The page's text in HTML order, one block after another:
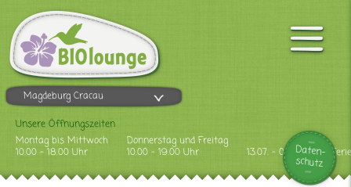
Magdeburg Cracau
Unsere Öffnungszeiten
Montag bis Mittwoch
10.00 - 18.00 Uhr
Donnerstag und Freitag
10.00 - 19.00 Uhr
13.07. - 09.08.2026
Daten-
schutz